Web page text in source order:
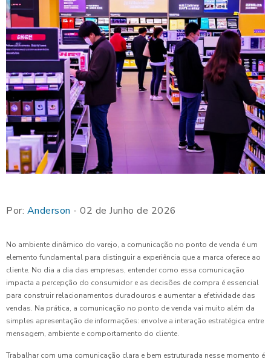
Por: Anderson - 02 de Junho de 2026
No ambiente dinâmico do varejo, a comunicação no ponto de venda é um
elemento fundamental para distinguir a experiência que a marca oferece ao
cliente. No dia a dia das empresas, entender como essa comunicação
impacta a percepção do consumidor e as decisões de compra é essencial
para construir relacionamentos duradouros e aumentar a efetividade das
vendas. Na prática, a comunicação no ponto de venda vai muito além da
simples apresentação de informações: envolve a interação estratégica entre
mensagem, ambiente e comportamento do cliente.
Trabalhar com uma comunicação clara e bem estruturada nesse momento é